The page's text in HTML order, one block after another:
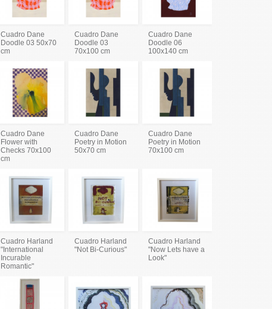
Cuadro Dane
Doodle 03 50x70
cm
Cuadro Dane
Doodle 03
70x100 cm
Cuadro Dane
Doodle 06
100x140 cm
Cuadro Dane
Flower with
Checks 70x100
cm
Cuadro Dane
Poetry in Motion
50x70 cm
Cuadro Dane
Poetry in Motion
70x100 cm
Cuadro Harland
"International
Incurable
Romantic"
Cuadro Harland
"Not Bi-Curious"
Cuadro Harland
"Now Lets have a
Look"